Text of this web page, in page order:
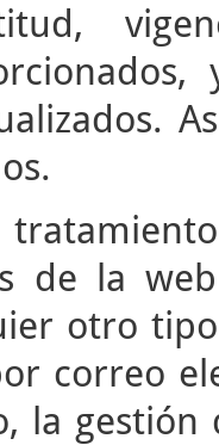
de la
otro
correo
la